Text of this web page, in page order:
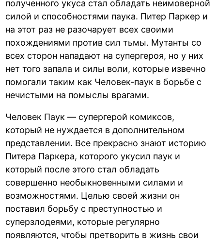
полученного укуса стал обладать неимоверной
силой и способностями паука. Питер Паркер и
на этот раз не разочарует всех своими
похождениями против сил тьмы. Мутанты со
всех сторон нападают на супергероя, но у них
нет того запала и силы воли, которые извечно
помогали таким как Человек-паук в борьбе с
нечистыми на помыслы врагами.
Человек Паук — супергерой комиксов,
который не нуждается в дополнительном
представлении. Все прекрасно знают историю
Питера Паркера, которого укусил паук и
который после этого стал обладать
совершенно необыкновенными силами и
возможностями. Целью своей жизни он
поставил борьбу с преступностью и
суперзлодеями, которые регулярно
появляются, чтобы претворить в жизнь свои